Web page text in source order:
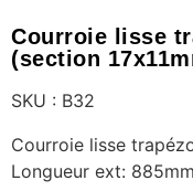
Courroie lisse
(section
SKU : B32
Courroie lisse
Longueur ext: